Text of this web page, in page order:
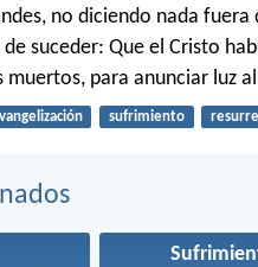
no diciendo nada
suceder: Que el Cristo
muertos, para anunciar luz
sufrimiento